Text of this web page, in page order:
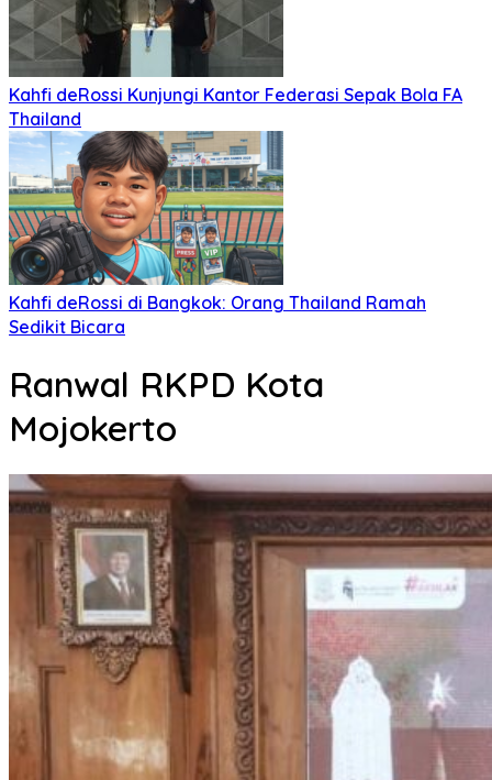
Kahfi deRossi Kunjungi Kantor Federasi Sepak Bola FA
Thailand
Kahfi deRossi di Bangkok: Orang Thailand Ramah
Sedikit Bicara
Ranwal RKPD Kota
Mojokerto